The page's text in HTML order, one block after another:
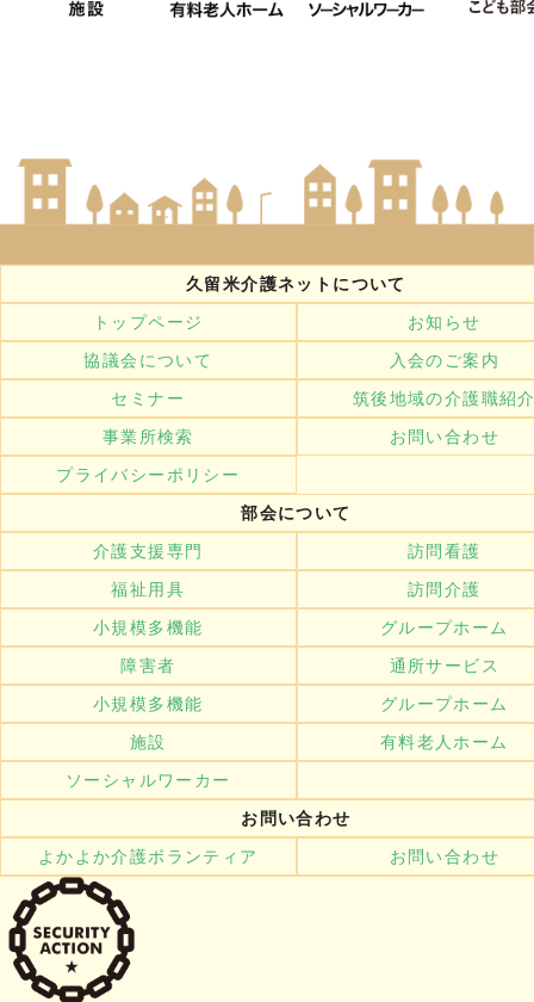
久留米介護ネットについて
トップページ
お知らせ
協議会について
入会のご案内
セミナー
筑後地域の介護職紹
事業所検索
お問い合わせ
プライバシーポリシー
部会について
介護支援専門
訪問看護
福祉用具
訪問介護
小規模多機能
グループホーム
障害者
通所サービス
小規模多機能
グループホーム
施設
有料老人ホーム
ソーシャルワーカー
お問い合わせ
よかよか介護ボランティア
お問い合わせ